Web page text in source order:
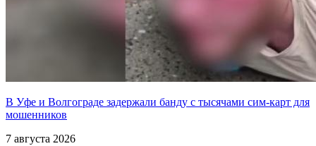
В Уфе и Волгограде задержали банду с тысячами сим-карт для
мошенников
7 августа 2026